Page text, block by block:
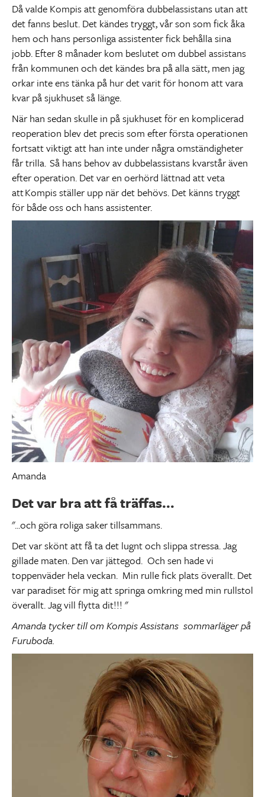
Då valde Kompis att genomföra dubbelassistans utan att
det fanns beslut. Det kändes tryggt, vår son som fick åka
hem och hans personliga assistenter fick behålla sina
jobb. Efter 8 månader kom beslutet om dubbel assistans
från kommunen och det kändes bra på alla sätt, men jag
orkar inte ens tänka på hur det varit för honom att vara
kvar på sjukhuset så länge.
När han sedan skulle in på sjukhuset för en komplicerad
reoperation blev det precis som efter första operationen
fortsatt viktigt att han inte under några omständigheter
får trilla. Så hans behov av dubbelassistans kvarstår även
efter operation. Det var en oerhörd lättnad att veta
att Kompis ställer upp när det behövs. Det känns tryggt
för både oss och hans assistenter.
Amanda
Det var bra att få träffas...
"...och göra roliga saker tillsammans.
Det var skönt att få ta det lugnt och slippa stressa. Jag
gillade maten. Den var jättegod. Och sen hade vi
toppenväder hela veckan. Min rulle fick plats överallt. Det
var paradiset för mig att springa omkring med min rullstol
överallt. Jag vill flytta dit!!! "
Amanda tycker till om Kompis Assistans sommarläger på
Furuboda.